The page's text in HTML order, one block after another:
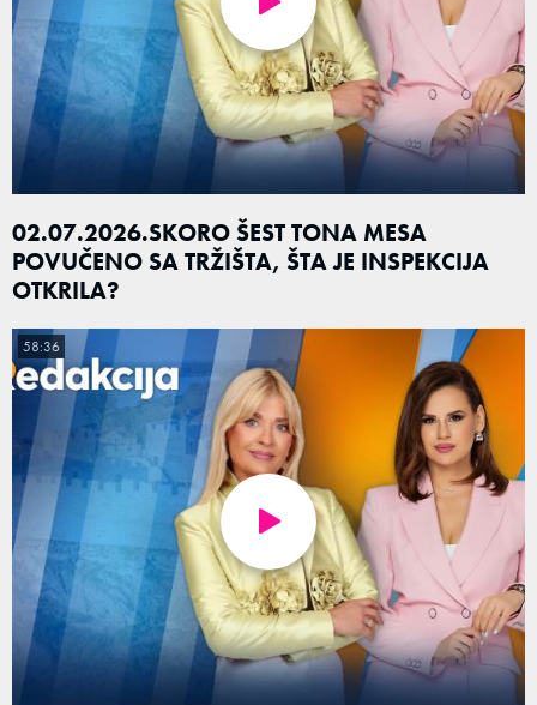
02.07.2026.SKORO ŠEST TONA MESA
POVUČENO SA TRŽIŠTA, ŠTA JE INSPEKCIJA
OTKRILA?
58:36